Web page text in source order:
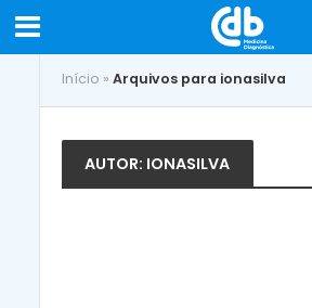
Início » Arquivos para ionasilva
AUTOR: IONASILVA